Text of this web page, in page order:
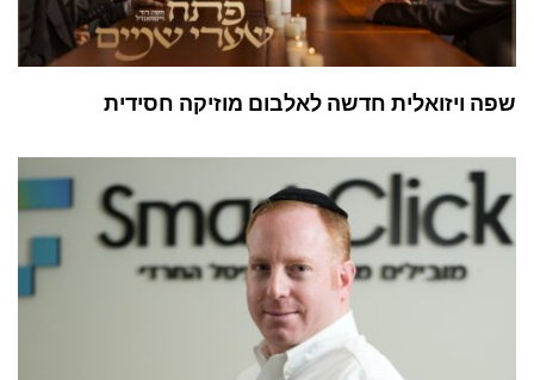
שפה ויזואלית חדשה לאלבום מוזיקה חסידית